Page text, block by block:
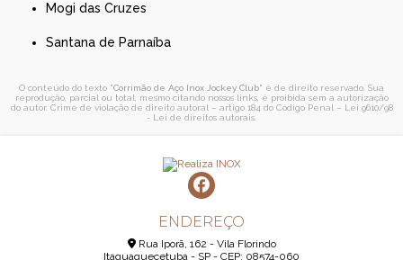
Mogi das Cruzes
Santana de Parnaíba
O conteúdo do texto "Corrimão de Aço Inox Jockey Club" é de direito reservado. Sua
reprodução, parcial ou total, mesmo citando nossos links, é proibida sem a autorização
do autor. Crime de violação de direito autoral – artigo 184 do Código Penal – Lei 9610/98
- Lei de direitos autorais.
ENDEREÇO
Rua Iporã, 162 - Vila Florindo
Itaquaquecetuba - SP - CEP: 08574-060